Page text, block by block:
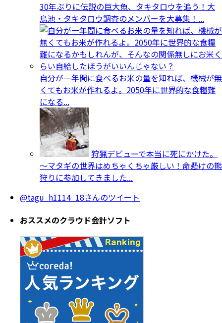
30年ぶりに伝説の巨大魚、タキタロウを追う！大
鳥池・タキタロウ調査のメンバーを大募集！...
自分が一年間に食べるお米の量を知れば、機械が無
くてもお米が作れるよ。2050年に世界的な食糧難
になる...
狩猟デビューで本当に死にかけた。
～マタギの世界はめちゃくちゃ厳しい！命懸けの熊
狩りに参加してきました...
@tagu_h1114_18さんのツイート
おススメのクラウド会計ソフト